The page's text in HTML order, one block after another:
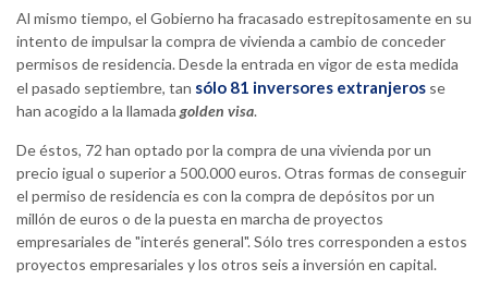
Al mismo tiempo, el Gobierno ha fracasado estrepitosamente en su
intento de impulsar la compra de vivienda a cambio de conceder
permisos de residencia. Desde la entrada en vigor de esta medida
el pasado septiembre, tan sólo 81 inversores extranjeros se
han acogido a la llamada golden visa.
De éstos, 72 han optado por la compra de una vivienda por un
precio igual o superior a 500.000 euros. Otras formas de conseguir
el permiso de residencia es con la compra de depósitos por un
millón de euros o de la puesta en marcha de proyectos
empresariales de "interés general". Sólo tres corresponden a estos
proyectos empresariales y los otros seis a inversión en capital.